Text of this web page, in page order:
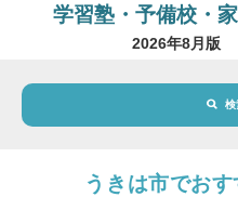
学習塾・予備校・
2026年8月版
検
地域・駅 うきは市エリ
うきは市でお